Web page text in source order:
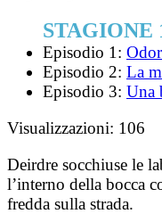
STAGIONE
Episodio 1:
Episodio 2: La
Episodio 3: Una
Visualizzazioni: 106
Deirdre socchiuse le
l’interno della bocca
fredda sulla strada.